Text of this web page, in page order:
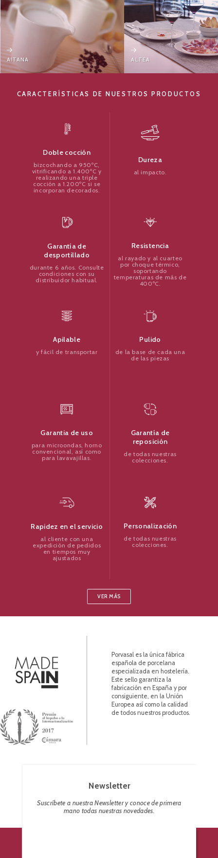
ALTEA AMAYA
CARACTERÍSTICAS DE NUESTROS PRODUCTOS
Doble cocción
bizcochando a 950ºC,
vitrificando a 1.400ºC y
realizando una triple
cocción a 1.200ºC si se
incorporan decorados.
Dureza
al impacto.
Garantía de
desportillado
durante 6 años. Consulte
condiciones con su
distribuidor habitual.
Resistencia
al rayado y al cuarteo
por choque térmico,
soportando
temperaturas de más de
400ºC.
Apilable
y fácil de transportar
Pulido
de la base de cada una
de las piezas
Garantia de uso
para microondas, horno
convencional, así como
para lavavajillas.
Garantía de
reposición
de todas nuestras
colecciones.
Rapidez en el servicio
al cliente con una
expedición de pedidos
en tiempos muy
ajustados
Personalización
de todas nuestras
colecciones.
VER MÁS
Porvasal es la única fábrica
española de porcelana
especializada en hostelería.
Este sello garantiza la
fabricación en España y por
consiguiente, en la Unión
Europea así como la calidad
de todos nuestros productos.
Newsletter
Suscríbete a nuestra Newsletter y conoce de primera
mano todas nuestras novedades.